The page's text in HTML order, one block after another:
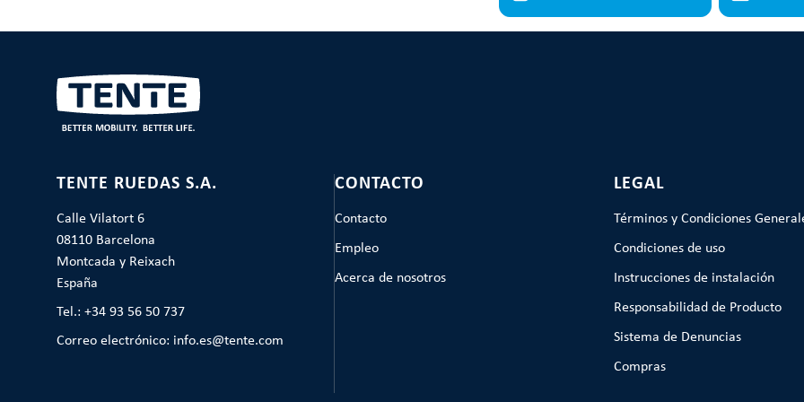
TENTE RUEDAS S.A.
Calle Vilatort 6
08110 Barcelona
Montcada y Reixach
España
Tel.: +34 93 56 50 737
Correo electrónico: info.es@tente.com
CONTACTO
Contacto
Empleo
Acerca de nosotros
LEGAL
Términos y Condiciones
Condiciones de uso
Instrucciones de instalación
Responsabilidad de Producto
Sistema de Denuncias
Compras